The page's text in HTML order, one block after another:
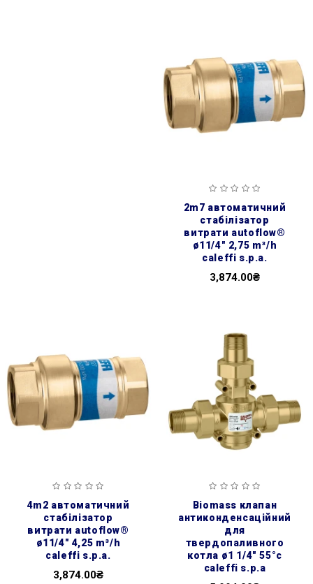
2m7 автоматичний
стабілізатор
витрати autoflow®
ø11/4″ 2,75 m³/h
caleffi s.p.a.
3,874.00₴
4m2 автоматичний
стабілізатор
витрати autoflow®
ø11/4″ 4,25 m³/h
caleffi s.p.a.
3,874.00₴
biomass клапан
антиконденсаційний
для
твердопаливного
котла ø1 1/4″ 55°c
caleffi s.p.a